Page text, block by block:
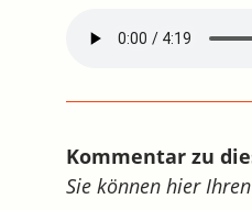
Kommentar zu
Sie können hier